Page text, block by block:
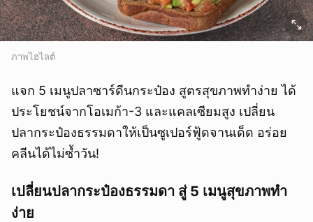
ภาพไฮไลต์
แจก 5 เมนูปลาซาร์ดีนกระป๋อง สูตรสุขภาพทำง่าย ได้
ประโยชน์จากโอเมก้า-3 และแคลเซียมสูง เปลี่ยน
ปลากระป๋องธรรมดาให้เป็นซูเปอร์ฟู้ดจานเด็ด อร่อย
คลีนได้ไม่ซ้ำวัน!
เปลี่ยนปลากระป๋องธรรมดา สู่ 5 เมนูสุขภาพทำ
ง่าย